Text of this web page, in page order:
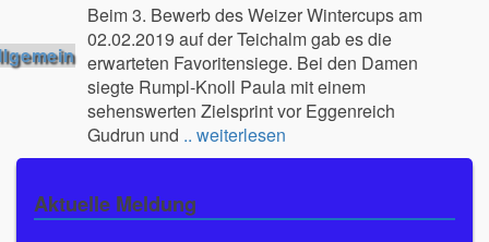
Beim 3. Bewerb des Weizer Wintercups am
02.02.2019 auf der Teichalm gab es die
erwarteten Favoritensiege. Bei den Damen
siegte Rumpl-Knoll Paula mit einem
sehenswerten Zielsprint vor Eggenreich
Gudrun und .. weiterlesen
Aktuelle Meldung